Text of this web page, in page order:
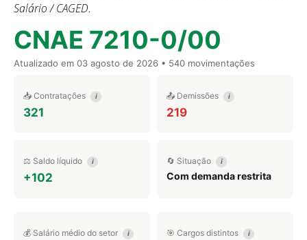
Salário / CAGED.
CNAE 7210-0/00
Atualizado em 03 agosto de 2026 • 540 movimentações
📥 Contratações i
321
📤 Demissões i
219
⚖️ Saldo líquido i
+102
🔄 Situação i
Com demanda restrita
💰 Salário médio do setor i 🎯 Cargos distintos i